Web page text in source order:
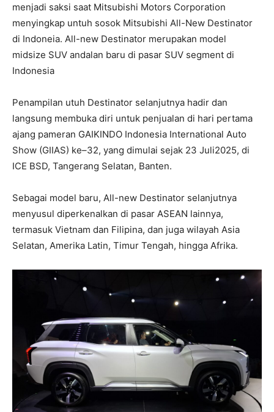
menjadi saksi saat Mitsubishi Motors Corporation
menyingkap untuh sosok Mitsubishi All-New Destinator
di Indoneia. All-new Destinator merupakan model
midsize SUV andalan baru di pasar SUV segment di
Indonesia
Penampilan utuh Destinator selanjutnya hadir dan
langsung membuka diri untuk penjualan di hari pertama
ajang pameran GAIKINDO Indonesia International Auto
Show (GIIAS) ke–32, yang dimulai sejak 23 Juli2025, di
ICE BSD, Tangerang Selatan, Banten.
Sebagai model baru, All-new Destinator selanjutnya
menyusul diperkenalkan di pasar ASEAN lainnya,
termasuk Vietnam dan Filipina, dan juga wilayah Asia
Selatan, Amerika Latin, Timur Tengah, hingga Afrika.